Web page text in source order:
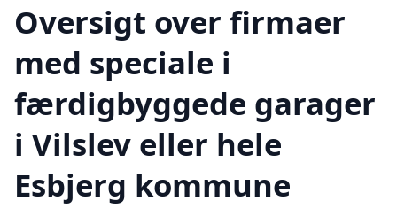
Oversigt over firmaer
med speciale i
færdigbyggede garager
i Vilslev eller hele
Esbjerg kommune